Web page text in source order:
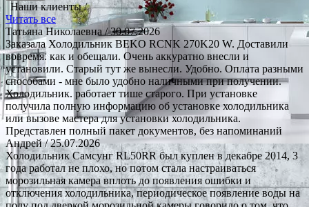
Наши клиенты /
Читать все
Татьяна Николаевна/ 30.07.2026
Заказала Холодильник BEKO RCNK 270K20 W. Доставили
вовремя. как и обещали. Очень аккуратно внесли и
установили. Старый тут же вынесли. Удобно. Оплата разными
способами - мне было удобно наличными при получении.
Холодильник. работает тише старого. При установке
получила полную информацию об установке холодильника
или вызове мастера для установки холодильника.
Представлен полный пакет документов, без напоминаний
Андрей/ 25.07.2026
Холодильник Самсунг RL50RR был куплен в декабре 2014, 3
года работал не плохо, но потом стала настраиваться
морозильная камера вплоть до появления ошибки и
отключения холодильника, периодическое появление воды на